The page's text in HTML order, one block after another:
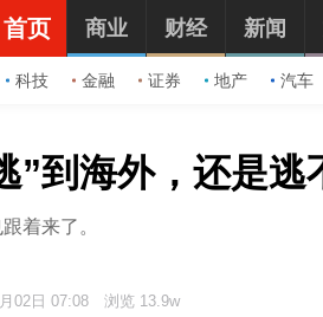
首页
科技 金融 证券 地产 汽车
商业 财经 新闻
”到海外，还是逃
着来了。
02日 07:08 浏览 13.9w